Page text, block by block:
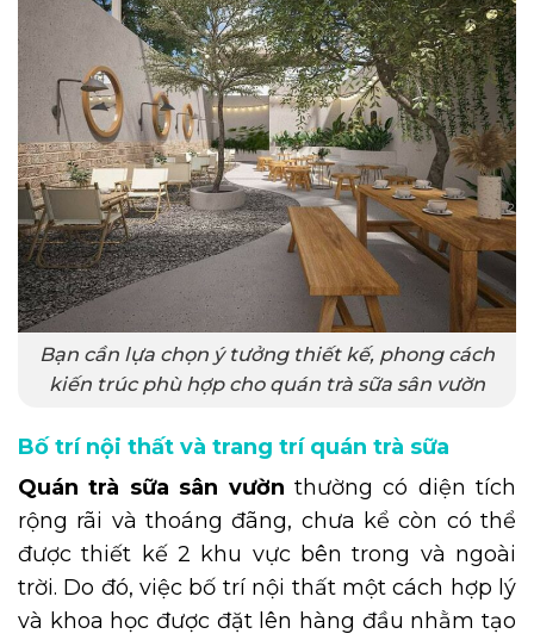
Bạn cần lựa chọn ý tưởng thiết kế, phong cách
kiến trúc phù hợp cho quán trà sữa sân vườn
Bố trí nội thất và trang trí quán trà sữa
Quán trà sữa sân vườn thường có diện tích
rộng rãi và thoáng đãng, chưa kể còn có thể
được thiết kế 2 khu vực bên trong và ngoài
trời. Do đó, việc bố trí nội thất một cách hợp lý
và khoa học được đặt lên hàng đầu nhằm tạo